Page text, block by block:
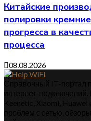
Китайские
полировки
прогресса в
процесса
08.08.2026